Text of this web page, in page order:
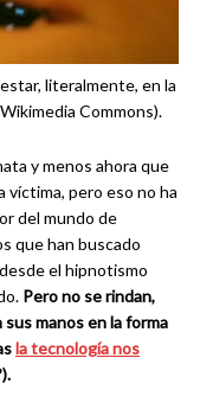
literalmente, en la
Commons).
y menos ahora que
víctima, pero eso no ha
del mundo de
que han buscado
el hipnotismo
Pero no se rindan,
manos en la forma
la tecnología nos